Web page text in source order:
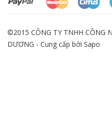
©2015 CÔNG TY TNHH CÔNG
DƯƠNG - Cung cấp bởi Sapo